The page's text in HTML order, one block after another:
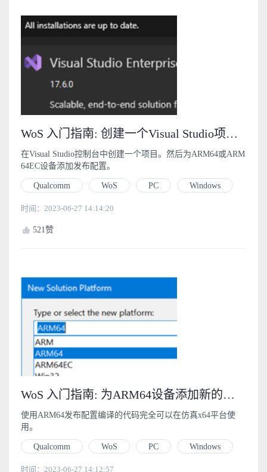
WoS 入门指南: 创建一个Visual Studio项目 (3)
在Visual Studio控制台中创建一个项目。然后为ARM64或ARM
64EC设备添加发布配置。
Qualcomm WoS PC Windows
时间：2023-06-27 14:14:20
521赞
WoS 入门指南: 为ARM64设备添加新的发布配置 (3.1)
使用ARM64发布配置编译的代码完全可以在仿真x64平台使
用。
Qualcomm WoS PC Windows
时间：2023-06-27 14:12:57